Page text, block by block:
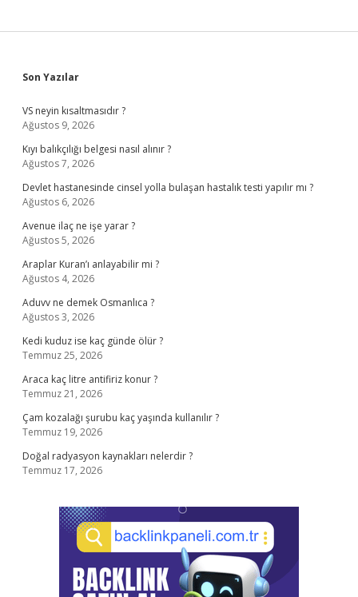
Sidebar
Son Yazılar
VS neyin kısaltmasıdır ?
Ağustos 9, 2026
Kıyı balıkçılığı belgesi nasıl alınır ?
Ağustos 7, 2026
Devlet hastanesinde cinsel yolla bulaşan hastalık testi yapılır mı ?
Ağustos 6, 2026
Avenue ilaç ne işe yarar ?
Ağustos 5, 2026
Araplar Kuran’ı anlayabilir mi ?
Ağustos 4, 2026
Aduvv ne demek Osmanlıca ?
Ağustos 3, 2026
Kedi kuduz ise kaç günde ölür ?
Temmuz 25, 2026
Araca kaç litre antifiriz konur ?
Temmuz 21, 2026
Çam kozalağı şurubu kaç yaşında kullanılır ?
Temmuz 19, 2026
Doğal radyasyon kaynakları nelerdir ?
Temmuz 17, 2026